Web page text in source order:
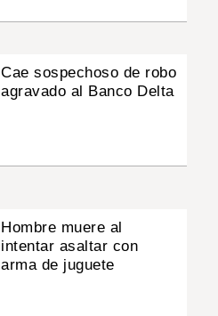
Cae sospechoso de robo
agravado al Banco Delta
Hombre muere al
intentar asaltar con
arma de juguete